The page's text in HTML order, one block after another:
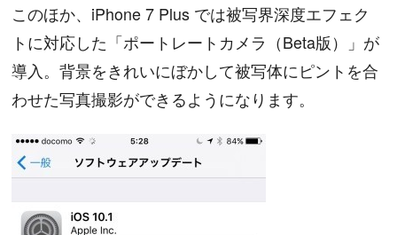
このほか、iPhone 7 Plus では被写界深度エフェク
トに対応した「ポートレートカメラ（Beta版）」が
導入。背景をきれいにぼかして被写体にピントを合
わせた写真撮影ができるようになります。